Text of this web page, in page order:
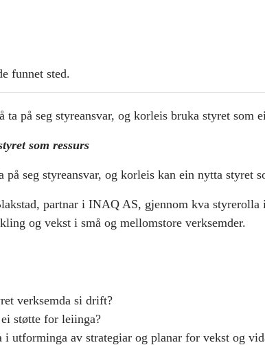
funnet sted.
ta på seg styreansvar, og korleis bruka styret som
som ressurs
på seg styreansvar, og korleis kan ein nytta styret
partnar i INAQ AS, gjennom kva styrerolla
og vekst i små og mellomstore verksemder.
verksemda si drift?
støtte for leiinga?
i utforminga av strategiar og planar for vekst og